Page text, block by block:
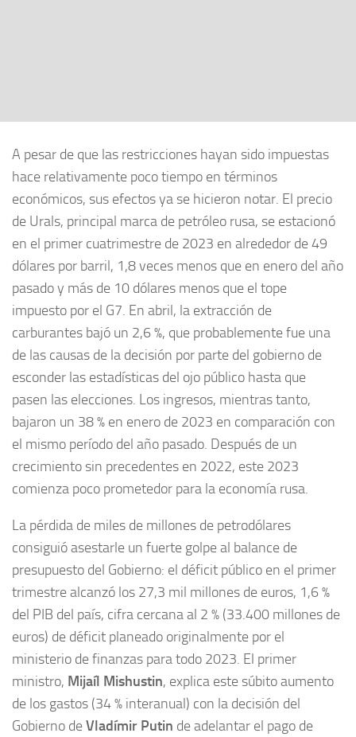
A pesar de que las restricciones hayan sido impuestas
hace relativamente poco tiempo en términos
económicos, sus efectos ya se hicieron notar. El precio
de Urals, principal marca de petróleo rusa, se estacionó
en el primer cuatrimestre de 2023 en alrededor de 49
dólares por barril, 1,8 veces menos que en enero del año
pasado y más de 10 dólares menos que el tope
impuesto por el G7. En abril, la extracción de
carburantes bajó un 2,6 %, que probablemente fue una
de las causas de la decisión por parte del gobierno de
esconder las estadísticas del ojo público hasta que
pasen las elecciones. Los ingresos, mientras tanto,
bajaron un 38 % en enero de 2023 en comparación con
el mismo período del año pasado. Después de un
crecimiento sin precedentes en 2022, este 2023
comienza poco prometedor para la economía rusa.
La pérdida de miles de millones de petrodólares
consiguió asestarle un fuerte golpe al balance de
presupuesto del Gobierno: el déficit público en el primer
trimestre alcanzó los 27,3 mil millones de euros, 1,6 %
del PIB del país, cifra cercana al 2 % (33.400 millones de
euros) de déficit planeado originalmente por el
ministerio de finanzas para todo 2023. El primer
ministro, Mijaíl Mishustin, explica este súbito aumento
de los gastos (34 % interanual) con la decisión del
Gobierno deVladímir Putin de adelantar el pago de